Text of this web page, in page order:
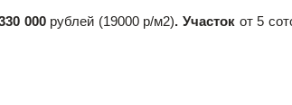
000рублей (19000 р/м2). Участокот 5